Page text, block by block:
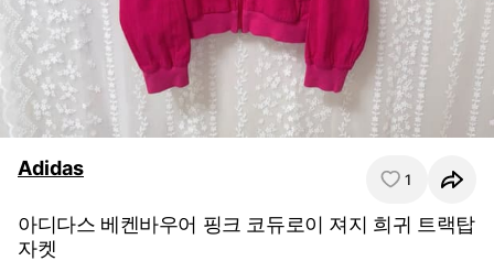
Adidas 1
아디다스 베켄바우어 핑크 코듀로이 져지 희귀 트랙탑
자켓